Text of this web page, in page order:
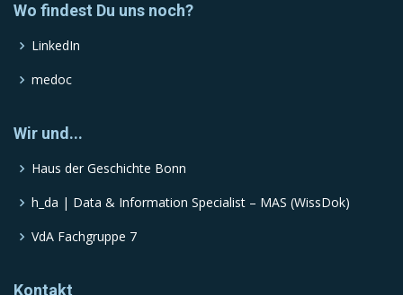
Wo findest Du uns noch?
LinkedIn
medoc
Wir und...
Haus der Geschichte Bonn
h_da | Data & Information Specialist – MAS (WissDok)
VdA Fachgruppe 7
Kontakt